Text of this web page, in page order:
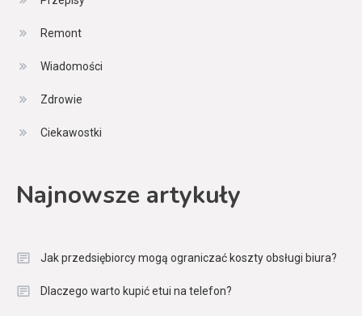
Remont
Wiadomości
Zdrowie
Ciekawostki
Najnowsze artykuły
Jak przedsiębiorcy mogą ograniczać koszty obsługi biura?
Dlaczego warto kupić etui na telefon?